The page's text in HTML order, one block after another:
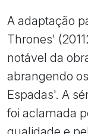
A adaptação
Thrones'
notável da
abrangendo
Espadas'. A
foi aclamada